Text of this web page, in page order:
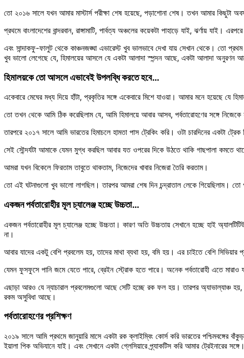
তো ২০১৬ সালে যখন আমার মাস্টার্স পরীক্ষা শেষ হয়েছে, পড়াশোনা শেষ। তখন আমার কিছুটা
প্রথমে বাংলাদেশের বান্দরবান, রাঙ্গামাটি, পার্বত্য অঞ্চলের কয়েকটা পাহাড়ে যাই, ঝর্ণায় যাই।
এবং সান্দাকফু-ফালুট থেকে কাঞ্চনজঙ্ঘা এভারেস্ট খুব ভালভাবে দেখা যায় সেখান থেকে। তো
খুব ভালো লেগেছে যে, হিমালয়ের আসলে যে একটা আলাদা স্পন্দন আছে, একটা আলাদা অনুরণন
হিমালয়কে তো আসলে এভাবেই উপলব্ধি করতে হবে…
একেবারে মেঘের মধ্য দিয়ে হাঁটা, প্রকৃতির সঙ্গে একেবারে মিশে যাওয়া। আমার মনে হয়েছে যে
তো তখন থেকে আমি ঠিক করেছিলাম যে, আমি হিমালয়ে আবার আসব, পর্বতারোহণের সঙ্গে
তারপরে ২০১৭ সালে আমি ভারতের হিমাচলে হামতা পাস ট্রেকিং করি। ওটা চারদিনের একটা
সেই সৌন্দর্যটা আমাকে যেমন মুগ্ধ করছিল আবার যত ওপরের দিকে উঠতে থাকি গাছপালা
আমরা যখন বিকেলে ফিরতাম তাবুতে থাকতাম, নিজেদের খাবার নিজেরা তৈরি করতাম।
তো এই ঘটনাগুলো খুব ভালো লাগছিল। তারপর আমরা শেষ দিন চন্দ্রাতাল লেকে গিয়েছিলাম।
একজন পর্বতারোহীর মূল চ্যালেঞ্জ হচ্ছে উচ্চতা…
একজন পর্বতারোহীর মূল চ্যালেঞ্জ হচ্ছে উচ্চতা। কারণ অতি উচ্চতায় সেখানে হচ্ছে হাই
না।
আবার যাদের একটু বেশি প্রবলেম হয়, তাদের মাথা ব্যথা হয়, বমি হয়। এর চাইতে বেশি
যেমন ফুসফুসে পানি জমে যেতে পারে, ব্রেইন স্ট্রোক হতে পারে। অনেক পর্বতারোহী এতে
এছাড়া আরও যে ন্যাচারাল প্রবলেমগুলো আছে সেটি হচ্ছে রক ফল হয়। তারপর অ্যাভাল্যাঞ্চ হয়,
রকম অসুবিধা আছে।
পর্বতারোহণের প্রশিক্ষণ
২০১৯ সালে আমি প্রথমে জানুয়ারি মাসে একটা রক ক্লাইম্বিং কোর্স করি ভারতের পশ্চিমবঙ্গের
ইয়ালা পিক অভিযানে যাই। এবং সেখানে একটা গ্লেসিয়ারে প্র্যাকটিস করি আমার ট্রেইনারের সঙ্গে।